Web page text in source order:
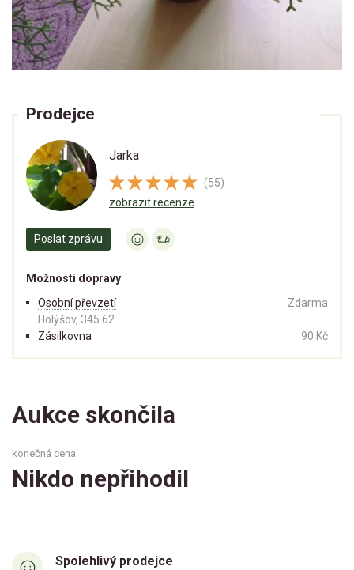
Prodejce
Jarka
(55)
zobrazit recenze
Poslat zprávu
Možnosti dopravy
Osobní převzetí
Holýšov, 345 62
Zdarma
Zásilkovna 90 Kč
Aukce skončila
konečná cena
Nikdo nepřihodil
Spolehlivý prodejce